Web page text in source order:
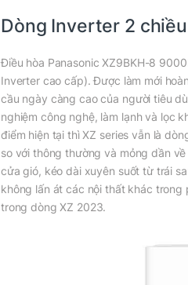
Dòng Inverter 2
Điều hòa Panasonic XZ9BKH-8
Inverter cao cấp). Được làm mới
cầu ngày càng cao của người tiêu
nghiệm công nghệ, làm lạnh và lọc
điểm hiện tại thì XZ series vẫn là
so với thông thường và mỏng dần
cửa gió, kéo dài xuyên suốt từ trái
không lấn át các nội thất khác
trong dòng XZ 2023.